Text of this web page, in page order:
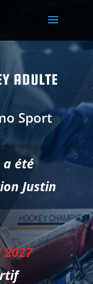
ADULTE
Sport
a été
Justin
2027